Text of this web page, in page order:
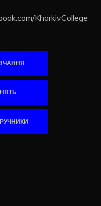
KharkivCollege